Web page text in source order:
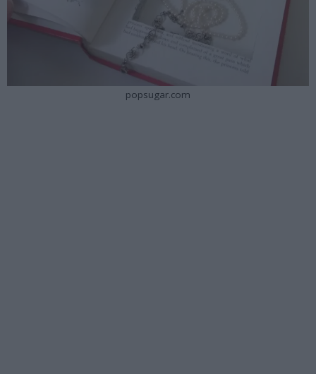
popsugar.com